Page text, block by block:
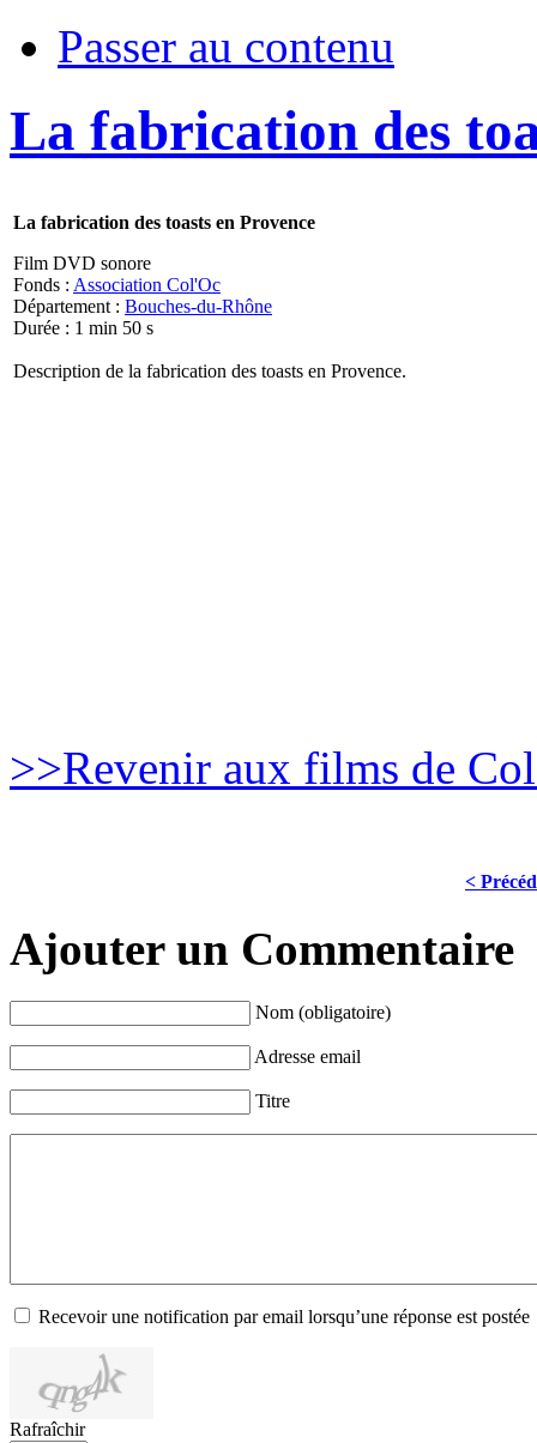
Passer au contenu
La fabrication des
La fabrication des toasts en Provence
Film DVD sonore
Fonds : Association Col'Oc
Département : Bouches-du-Rhône
Durée : 1 min 50 s
Description de la fabrication des toasts en Provence.
>>Revenir aux films de
<
Ajouter un Commentaire
Nom (obligatoire)
Adresse email
Titre
Recevoir une notification par email lorsqu’une réponse est postée
Rafraîchir